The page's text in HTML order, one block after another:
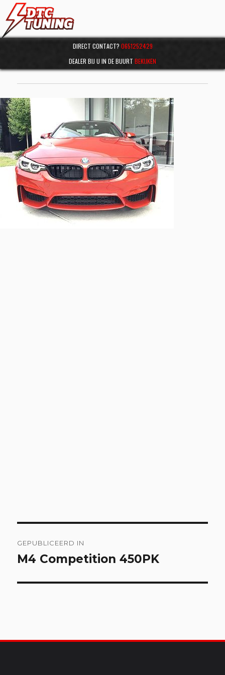
DIRECT CONTACT? 0651252429
DEALER BIJ U IN DE BUURT BEKIJKEN
navigatie
GEPUBLICEERD IN
M4 Competition 450PK